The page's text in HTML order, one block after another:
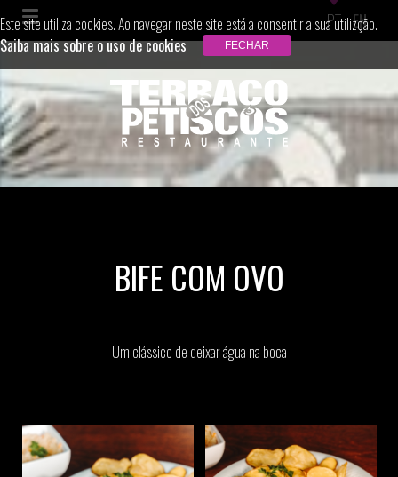
PT EN
BIFE COM OVO
Um clássico de deixar água na boca
Este site utiliza cookies. Ao navegar neste site está a consentir a sua utilizção.
Saiba mais sobre o uso de cookies